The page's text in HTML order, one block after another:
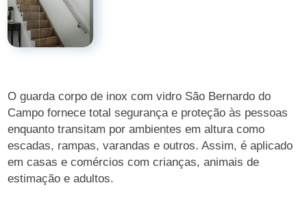
O guarda corpo de inox com vidro São Bernardo do
Campo fornece total segurança e proteção às pessoas
enquanto transitam por ambientes em altura como
escadas, rampas, varandas e outros. Assim, é aplicado
em casas e comércios com crianças, animais de
estimação e adultos.